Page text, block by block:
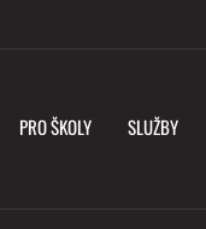
PRO ŠKOLY SLUŽBY